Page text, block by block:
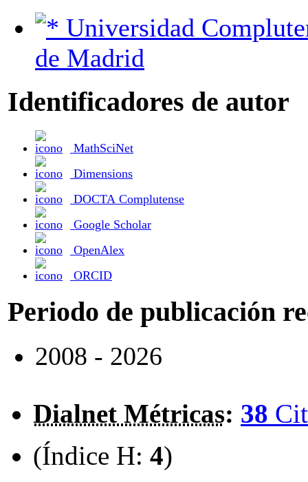
de Madrid
Identificadores de autor
MathSciNet
Dimensions
DOCTA Complutense
Google Scholar
OpenAlex
ORCID
Periodo de publicación
2008 - 2026
Dialnet Métricas: 38
(Índice H: 4)